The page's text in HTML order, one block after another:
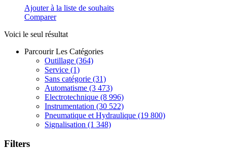
Ajouter à la liste de souhaits
Comparer
Voici le seul résultat
Parcourir Les Catégories
Outillage (364)
Service (1)
Sans catégorie (31)
Automatisme (3 473)
Electrotechnique (8 996)
Instrumentation (30 522)
Pneumatique et Hydraulique (19 800)
Signalisation (1 348)
Filters